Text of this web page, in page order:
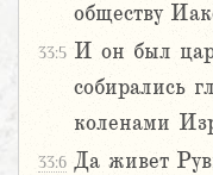
обществу
33:5 И он был
собирались
коленами
33:6 Да живет